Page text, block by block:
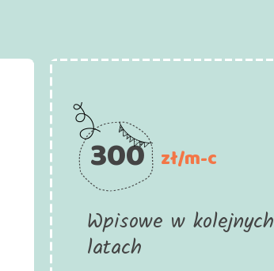
300 zł/m-c
Wpisowe w kolejnych
latach